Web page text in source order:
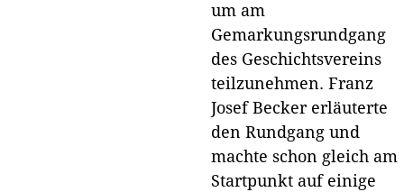
um am
Gemarkungsrundgang
des Geschichtsvereins
teilzunehmen. Franz
Josef Becker erläuterte
den Rundgang und
machte schon gleich am
Startpunkt auf einige